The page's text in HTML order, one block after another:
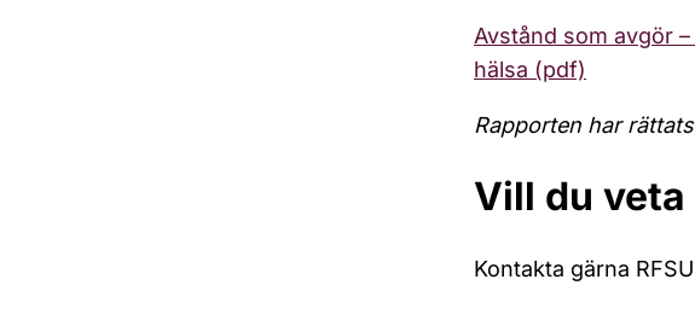
Avstånd som avgör
hälsa (pdf)
Rapporten har
Vill du
Kontakta gärna